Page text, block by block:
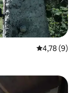
4,78 (9)